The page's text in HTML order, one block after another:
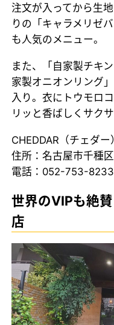
注文が入ってから生
りの「キャラメリゼ
も人気のメニュー。
また、「自家製チキ
家製オニオンリング
入り。衣にトウモロ
リッと香ばしくサク
CHEDDAR（チェダー
住所：名古屋市千種
電話：052-753-8233
世界のVIPも絶
店